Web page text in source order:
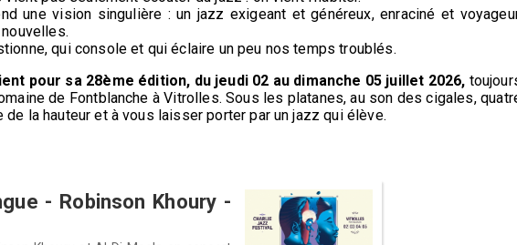
une vision singulière : un jazz exigeant et généreux, enraciné et
qui console et qui éclaire un peu nos temps troublés.
pour sa 28ème édition, du jeudi 02 au dimanche 05 juillet 2026,
de Fontblanche à Vitrolles. Sous les platanes, au son des cigales,
la hauteur et à vous laisser porter par un jazz qui élève.
- Robinson Khoury -